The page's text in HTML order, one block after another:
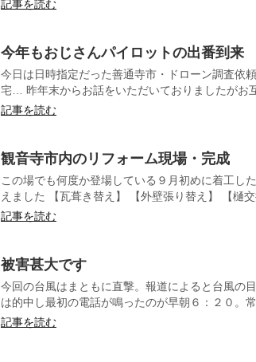
記事を読む
今年もおじさんパイロットの出番到来
今日は日時指定だった善通寺市・ドローン調査依
宅… 昨年末からお話をいただいておりましたがお
記事を読む
観音寺市内のリフォーム現場・完成
この場でも何度か登場している９月初めに着工し
えました 【瓦葺き替え】 【外壁張り替え】 【樋
記事を読む
被害甚大です
今回の台風はまともに直撃。報道によると台風の
は的中し最初の電話が鳴ったのが早朝６：２０。
記事を読む